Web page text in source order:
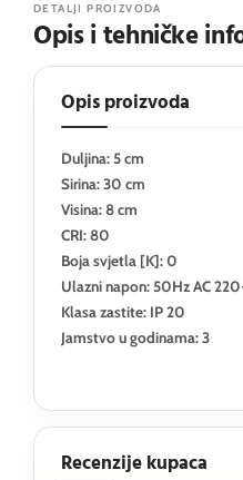
DETALJI PROIZVODA
Opis i tehničke
Opis proizvoda
Duljina: 5 cm
Sirina: 30 cm
Visina: 8 cm
CRI: 80
Boja svjetla [K]: 0
Ulazni napon: 50Hz AC
Klasa zastite: IP 20
Jamstvo u godinama: 3
Recenzije kupaca